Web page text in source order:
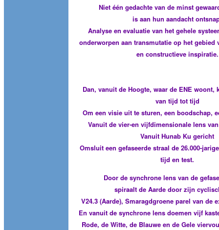
Niet één gedachte van de minst
is aan hun aandacht
Analyse en evaluatie van het gehele
onderworpen aan transmutatie op het gebied
en constructieve inspiratie.
Dan, vanuit de Hoogte, waar de ENE woont,
van tijd tot tijd
Om een visie uit te sturen, een boodschap,
Vanuit de vier-en vijfdimensionale lens
Vanuit Hunab Ku gericht
Omsluit een gefaseerde straal de 26.000-
tijd en test.
Door de synchrone lens van de
spiraalt de Aarde door zijn
V24.3 (Aarde), Smaragdgroene parel van de
En vanuit de synchrone lens doemen vijf
Rode, de Witte, de Blauwe en de Gele